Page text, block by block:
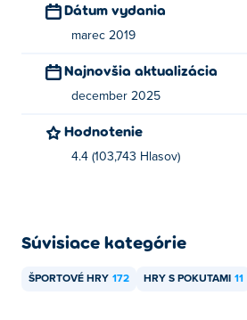
Dátum vydania
marec 2019
Najnovšia aktualizácia
december 2025
Hodnotenie
4.4 (103,743 Hlasov)
Súvisiace kategórie
ŠPORTOVÉ HRY 172 HRY S POKUTAMI 11